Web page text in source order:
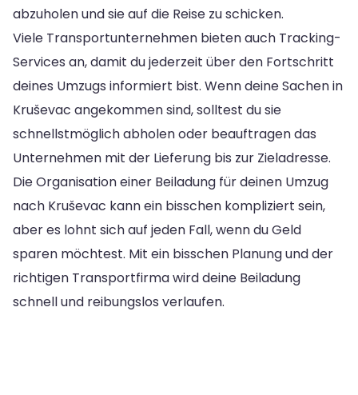
abzuholen und sie auf die Reise zu schicken.
Viele Transportunternehmen bieten auch Tracking-
Services an, damit du jederzeit über den Fortschritt
deines Umzugs informiert bist. Wenn deine Sachen in
Kruševac angekommen sind, solltest du sie
schnellstmöglich abholen oder beauftragen das
Unternehmen mit der Lieferung bis zur Zieladresse.
Die Organisation einer Beiladung für deinen Umzug
nach Kruševac kann ein bisschen kompliziert sein,
aber es lohnt sich auf jeden Fall, wenn du Geld
sparen möchtest. Mit ein bisschen Planung und der
richtigen Transportfirma wird deine Beiladung
schnell und reibungslos verlaufen.